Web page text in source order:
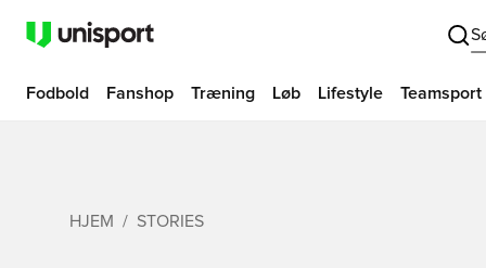
Fodbold Fanshop Træning Løb Lifestyle Teamsport
HJEM STORIES